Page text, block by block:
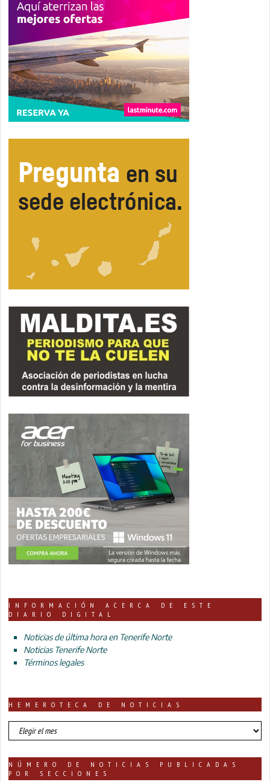
INFORMACIÓN ACERCA DE ESTE
DIARIO DIGITAL
Noticias de última hora en Tenerife Norte
Noticias Tenerife Norte
Términos legales
HEMEROTECA DE NOTICIAS
HEMEROTECA
DE
NÚMERO DE NOTICIAS PUBLICADAS
POR SECCIONES